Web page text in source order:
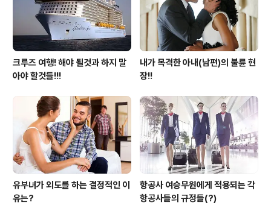
크루즈 여행! 해야 될것과 하지 말
아야 할것들!!!
내가 목격한 아내(남편)의 불륜 현
장!!
유부녀가 외도를 하는 결정적인 이
유는?
항공사 여승무원에게 적용되는 각
항공사들의 규정들(?)